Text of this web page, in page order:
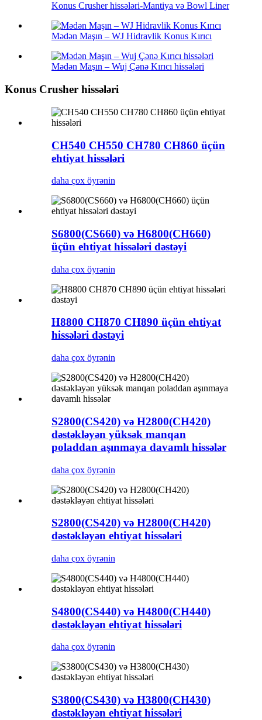
Konus Crusher hissələri-Mantiya və Bowl Liner
Mədən Maşın – WJ Hidravlik Konus Kırıcı
Mədən Maşın – Wuj Çənə Kırıcı hissələri
Konus Crusher hissələri
CH540 CH550 CH780 CH860 üçün
ehtiyat hissələri
daha çox öyrənin
S6800(CS660) və H6800(CH660)
üçün ehtiyat hissələri dəstəyi
daha çox öyrənin
H8800 CH870 CH890 üçün ehtiyat
hissələri dəstəyi
daha çox öyrənin
S2800(CS420) və H2800(CH420)
dəstəkləyən yüksək manqan
poladdan aşınmaya davamlı hissələr
daha çox öyrənin
S2800(CS420) və H2800(CH420)
dəstəkləyən ehtiyat hissələri
daha çox öyrənin
S4800(CS440) və H4800(CH440)
dəstəkləyən ehtiyat hissələri
daha çox öyrənin
S3800(CS430) və H3800(CH430)
dəstəkləyən ehtiyat hissələri